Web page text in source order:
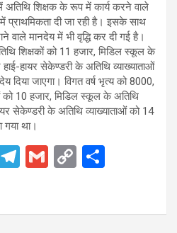
अतिथि शिक्षक के रूप में कार्य करने वाले
प्राथमिकता दी जा रही है। इसके साथ
वाले मानदेय में भी वृद्धि कर दी गई है।
शिक्षकों को 11 हजार, मिडिल स्कूल के
हायर सेकेण्डरी के अतिथि व्याख्याताओं
दिया जाएगा। विगत वर्ष भृत्य को 8000,
को 10 हजार, मिडिल स्कूल के अतिथि
सेकेण्डरी के अतिथि व्याख्याताओं को 14
गया था।
X
T
G
C